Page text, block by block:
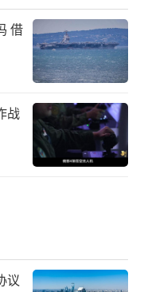
借
战
议